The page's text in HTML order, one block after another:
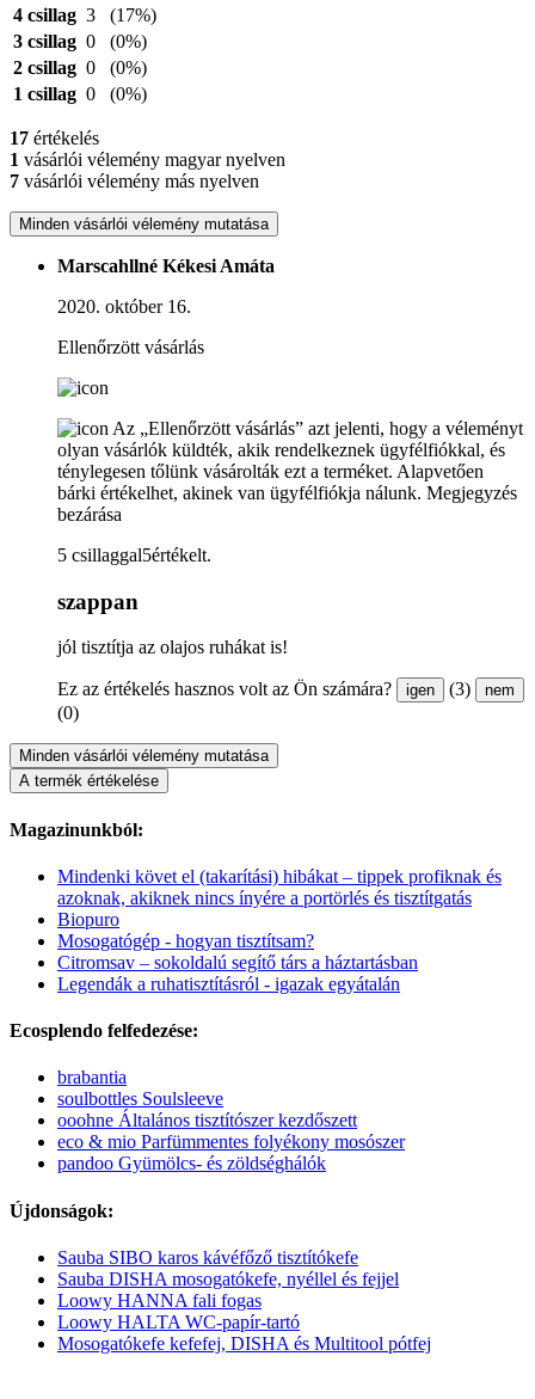
4 csillag 3
(17%)
3 csillag 0
(0%)
2 csillag 0
(0%)
1 csillag 0 (0%)
17 értékelés
1 vásárlói vélemény magyar nyelven
7 vásárlói vélemény más nyelven
Minden vásárlói vélemény mutatása
Marscahllné Kékesi Amáta
2020. október 16.
Ellenőrzött vásárlás
Az „Ellenőrzött vásárlás” azt jelenti, hogy a véleményt
olyan vásárlók küldték, akik rendelkeznek ügyfélfiókkal, és
ténylegesen tőlünk vásárolták ezt a terméket. Alapvetően
bárki értékelhet, akinek van ügyfélfiókja nálunk. Megjegyzés
bezárása
5 csillaggal5értékelt.
szappan
jól tisztítja az olajos ruhákat is!
Ez az értékelés hasznos volt az Ön számára? igen (3) nem
(0)
Minden vásárlói vélemény mutatása
A termék értékelése
Magazinunkból:
Mindenki követ el (takarítási) hibákat – tippek profiknak és
azoknak, akiknek nincs ínyére a portörlés és tisztítgatás
Biopuro
Mosogatógép - hogyan tisztítsam?
Citromsav – sokoldalú segítő társ a háztartásban
Legendák a ruhatisztításról - igazak egyátalán
Ecosplendo felfedezése:
brabantia
soulbottles Soulsleeve
ooohne Általános tisztítószer kezdőszett
eco & mio Parfümmentes folyékony mosószer
pandoo Gyümölcs- és zöldséghálók
Újdonságok:
Sauba SIBO karos kávéfőző tisztítókefe
Sauba DISHA mosogatókefe, nyéllel és fejjel
Loowy HANNA fali fogas
Loowy HALTA WC-papír-tartó
Mosogatókefe kefefej, DISHA és Multitool pótfej